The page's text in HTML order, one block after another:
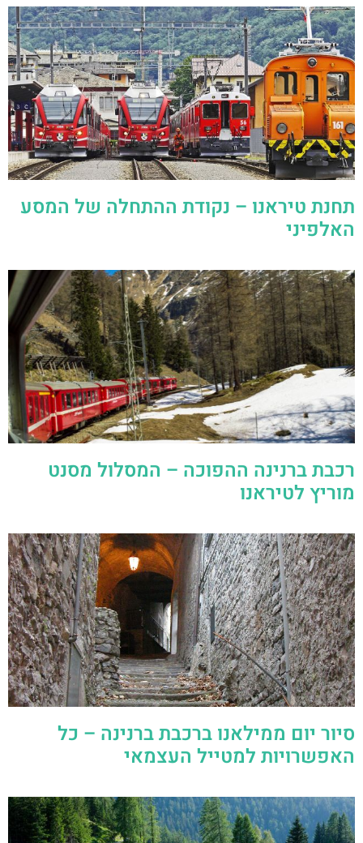
תחנת טיראנו – נקודת ההתחלה של המסע
האלפיני
רכבת ברנינה ההפוכה – המסלול מסנט
מוריץ לטיראנו
סיור יום ממילאנו ברכבת ברנינה – כל
האפשרויות למטייל העצמאי